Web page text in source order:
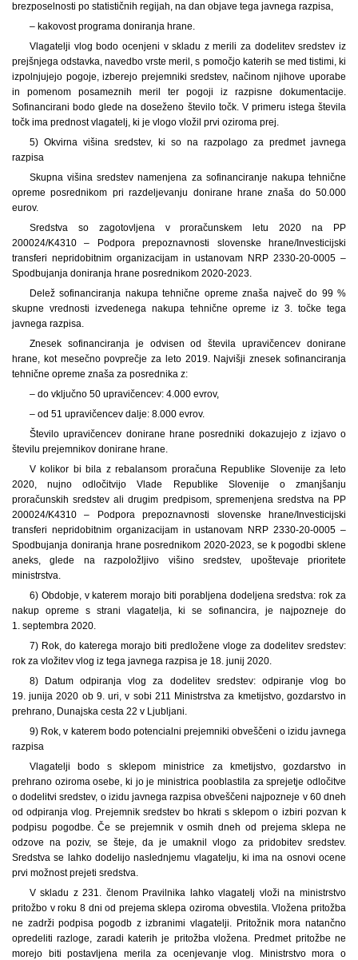
brezposelnosti po statističnih regijah, na dan objave tega javnega razpisa,
– kakovost programa doniranja hrane.
Vlagatelji vlog bodo ocenjeni v skladu z merili za dodelitev sredstev iz
prejšnjega odstavka, navedbo vrste meril, s pomočjo katerih se med tistimi, ki
izpolnjujejo pogoje, izberejo prejemniki sredstev, načinom njihove uporabe
in pomenom posameznih meril ter pogoji iz razpisne dokumentacije.
Sofinancirani bodo glede na doseženo število točk. V primeru istega števila
točk ima prednost vlagatelj, ki je vlogo vložil prvi oziroma prej.
5) Okvirna višina sredstev, ki so na razpolago za predmet javnega
razpisa
Skupna višina sredstev namenjena za sofinanciranje nakupa tehnične
opreme posrednikom pri razdeljevanju donirane hrane znaša do 50.000
eurov.
Sredstva so zagotovljena v proračunskem letu 2020 na PP
200024/K4310 – Podpora prepoznavnosti slovenske hrane/Investicijski
transferi nepridobitnim organizacijam in ustanovam NRP 2330-20-0005 –
Spodbujanja doniranja hrane posrednikom 2020-2023.
Delež sofinanciranja nakupa tehnične opreme znaša največ do 99 %
skupne vrednosti izvedenega nakupa tehnične opreme iz 3. točke tega
javnega razpisa.
Znesek sofinanciranja je odvisen od števila upravičencev donirane
hrane, kot mesečno povprečje za leto 2019. Najvišji znesek sofinanciranja
tehnične opreme znaša za posrednika z:
– do vključno 50 upravičencev: 4.000 evrov,
– od 51 upravičencev dalje: 8.000 evrov.
Število upravičencev donirane hrane posredniki dokazujejo z izjavo o
številu prejemnikov donirane hrane.
V kolikor bi bila z rebalansom proračuna Republike Slovenije za leto
2020, nujno odločitvijo Vlade Republike Slovenije o zmanjšanju
proračunskih sredstev ali drugim predpisom, spremenjena sredstva na PP
200024/K4310 – Podpora prepoznavnosti slovenske hrane/Investicijski
transferi nepridobitnim organizacijam in ustanovam NRP 2330-20-0005 –
Spodbujanja doniranja hrane posrednikom 2020-2023, se k pogodbi sklene
aneks, glede na razpoložljivo višino sredstev, upoštevaje prioritete
ministrstva.
6) Obdobje, v katerem morajo biti porabljena dodeljena sredstva: rok za
nakup opreme s strani vlagatelja, ki se sofinancira, je najpozneje do
1. septembra 2020.
7) Rok, do katerega morajo biti predložene vloge za dodelitev sredstev:
rok za vložitev vlog iz tega javnega razpisa je 18. junij 2020.
8) Datum odpiranja vlog za dodelitev sredstev: odpiranje vlog bo
19. junija 2020 ob 9. uri, v sobi 211 Ministrstva za kmetijstvo, gozdarstvo in
prehrano, Dunajska cesta 22 v Ljubljani.
9) Rok, v katerem bodo potencialni prejemniki obveščeni o izidu javnega
razpisa
Vlagatelji bodo s sklepom ministrice za kmetijstvo, gozdarstvo in
prehrano oziroma osebe, ki jo je ministrica pooblastila za sprejetje odločitve
o dodelitvi sredstev, o izidu javnega razpisa obveščeni najpozneje v 60 dneh
od odpiranja vlog. Prejemnik sredstev bo hkrati s sklepom o izbiri pozvan k
podpisu pogodbe. Če se prejemnik v osmih dneh od prejema sklepa ne
odzove na poziv, se šteje, da je umaknil vlogo za pridobitev sredstev.
Sredstva se lahko dodelijo naslednjemu vlagatelju, ki ima na osnovi ocene
prvi možnost prejeti sredstva.
V skladu z 231. členom Pravilnika lahko vlagatelj vloži na ministrstvo
pritožbo v roku 8 dni od prejema sklepa oziroma obvestila. Vložena pritožba
ne zadrži podpisa pogodb z izbranimi vlagatelji. Pritožnik mora natančno
opredeliti razloge, zaradi katerih je pritožba vložena. Predmet pritožbe ne
morejo biti postavljena merila za ocenjevanje vlog. Ministrstvo mora o